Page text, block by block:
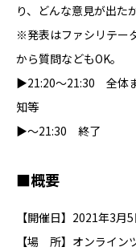
り、どんな意見が出た
※発表はファシリテー
から質問などもOK。
▶︎21:20〜21:30 全体
知等
▶︎〜21:30 終了
■概要
【開催日】2021年3月5
【場 所】オンライン